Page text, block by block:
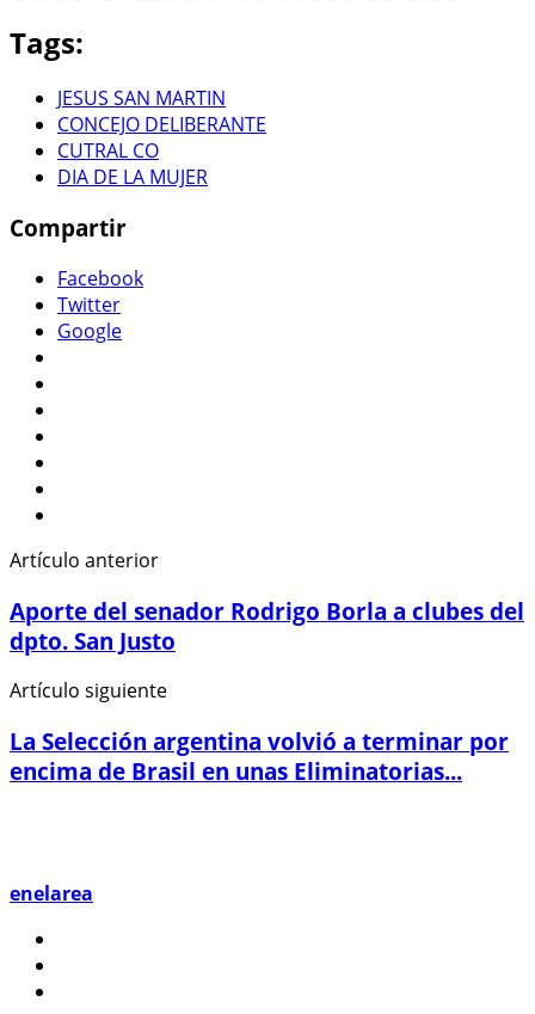
Tags:
JESUS SAN MARTIN
CONCEJO DELIBERANTE
CUTRAL CO
DIA DE LA MUJER
Compartir
Facebook
Twitter
Google
Artículo anterior
Aporte del senador Rodrigo Borla a clubes del
dpto. San Justo
Artículo siguiente
La Selección argentina volvió a terminar por
encima de Brasil en unas Eliminatorias...
enelarea